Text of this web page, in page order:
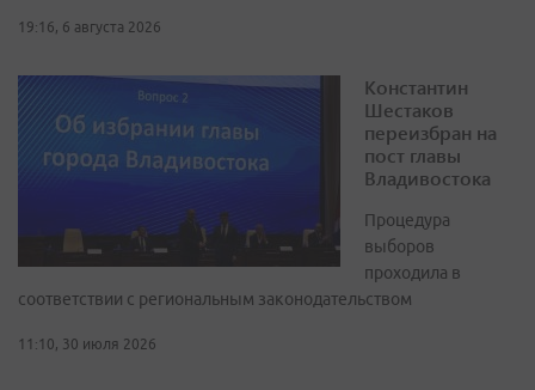
19:16, 6 августа 2026
Константин
Шестаков
переизбран на
пост главы
Владивостока
Процедура
выборов
проходила в
соответствии с региональным законодательством
11:10, 30 июля 2026